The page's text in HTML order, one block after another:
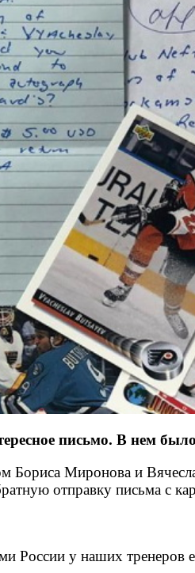
письмо. В нем
Миронова и
отправку письма с
России у наших тренеров